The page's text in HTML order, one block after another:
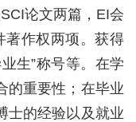
论文两篇，EI会
著作权两项。获得
生”称号等。在学
的重要性；在毕业
士的经验以及就业